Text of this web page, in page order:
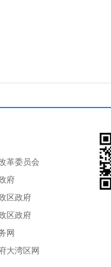
革委员会
府
区政府
区政府
网
大湾区网